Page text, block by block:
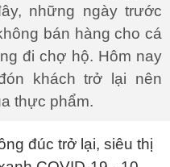
những ngày trước
bán hàng cho cá
đi chợ hộ. Hôm nay
khách trở lại nên
thực phẩm.